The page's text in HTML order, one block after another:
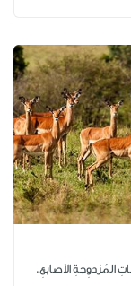
المُزدوِجةِ الأصابعِ.